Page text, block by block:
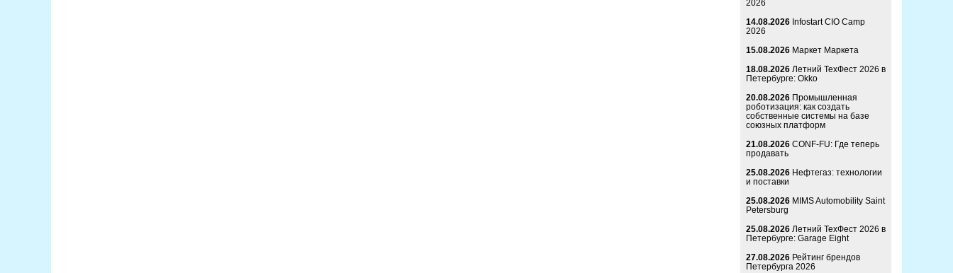
2026
14.08.2026 Infostart CIO Camp
2026
15.08.2026 Маркет Маркета
18.08.2026 Летний ТехФест 2026 в
Петербурге: Okko
20.08.2026 Промышленная
роботизация: как создать
собственные системы на базе
союзных платформ
21.08.2026 CONF-FU: Где теперь
продавать
25.08.2026 Нефтегаз: технологии
и поставки
25.08.2026 MIMS Automobility Saint
Petersburg
25.08.2026 Летний ТехФест 2026 в
Петербурге: Garage Eight
27.08.2026 Рейтинг брендов
Петербурга 2026